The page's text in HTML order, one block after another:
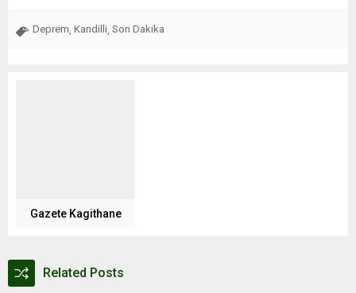
Deprem Kandilli Son Dakika
Gazete Kagithane
Related Posts